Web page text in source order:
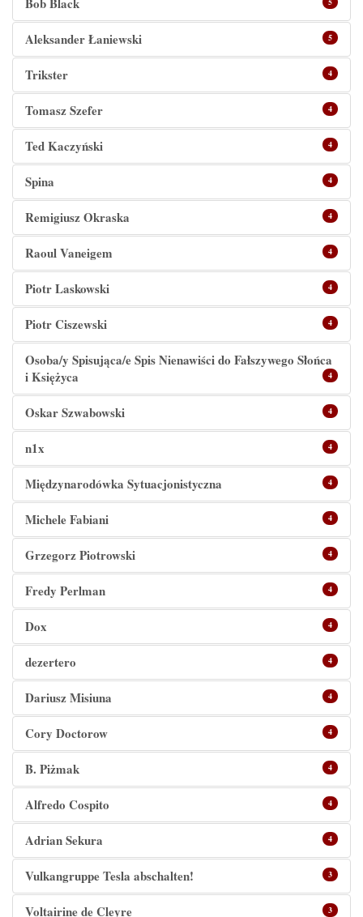
Aleksander Łaniewski 5
Trikster 4
Tomasz Szefer 4
Ted Kaczyński 4
Spina 4
Remigiusz Okraska 4
Raoul Vaneigem 4
Piotr Laskowski 4
Piotr Ciszewski 4
Osoba/y Spisująca/e Spis Nienawiści do Fałszywego Słońca
i Księżyca
4
Oskar Szwabowski 4
n1x 4
Międzynarodówka Sytuacjonistyczna 4
Michele Fabiani 4
Grzegorz Piotrowski 4
Fredy Perlman 4
Dox 4
dezertero 4
Dariusz Misiuna 4
Cory Doctorow 4
B. Piżmak 4
Alfredo Cospito 4
Adrian Sekura 4
Vulkangruppe Tesla abschalten! 3
Voltairine de Cleyre 3